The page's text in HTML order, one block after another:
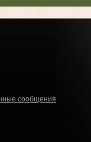
сообщения